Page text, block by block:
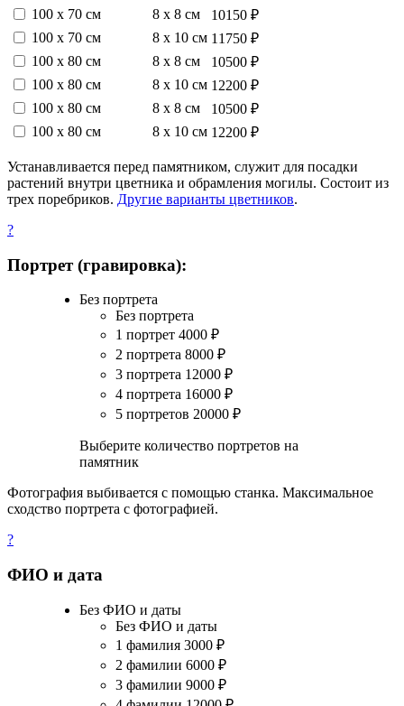
100 х 70 см
8 х 8 см
10150 ₽
100 х 70 см
8 х 10 см 11750 ₽
100 х 80 см
8 х 8 см
10500 ₽
100 х 80 см
8 х 10 см 12200 ₽
100 х 80 см
8 х 8 см
10500 ₽
100 х 80 см
8 х 10 см 12200 ₽
Устанавливается перед памятником, служит для посадки
растений внутри цветника и обрамления могилы. Состоит из
трех поребриков. Другие варианты цветников.
?
Портрет (гравировка):
Без портрета
Без портрета
1 портрет 4000 ₽
2 портрета 8000 ₽
3 портрета 12000 ₽
4 портрета 16000 ₽
5 портретов 20000 ₽
Выберите количество портретов на
памятник
Фотография выбивается с помощью станка. Максимальное
сходство портрета с фотографией.
?
ФИО и дата
Без ФИО и даты
Без ФИО и даты
1 фамилия 3000 ₽
2 фамилии 6000 ₽
3 фамилии 9000 ₽